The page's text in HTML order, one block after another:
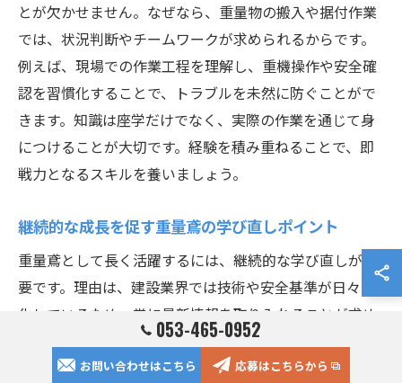
とが欠かせません。なぜなら、重量物の搬入や据付作業
では、状況判断やチームワークが求められるからです。
例えば、現場での作業工程を理解し、重機操作や安全確
認を習慣化することで、トラブルを未然に防ぐことがで
きます。知識は座学だけでなく、実際の作業を通じて身
につけることが大切です。経験を積み重ねることで、即
戦力となるスキルを養いましょう。
継続的な成長を促す重量鳶の学び直しポイント
重量鳶として長く活躍するには、継続的な学び直しが必
要です。理由は、建設業界では技術や安全基準が日々進
化しているため、常に最新情報を取り入れることが求め
られるからです。例えば、定期的な研修や勉強会に参加
し、新しい道具や作業法を学ぶことで、自身のスキルを
053-465-0952
お問い合わせはこちら 応募はこちらから